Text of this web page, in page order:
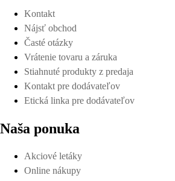
Kontakt
Nájsť obchod
Časté otázky
Vrátenie tovaru a záruka
Stiahnuté produkty z predaja
Kontakt pre dodávateľov
Etická linka pre dodávateľov
Naša ponuka
Akciové letáky
Online nákupy